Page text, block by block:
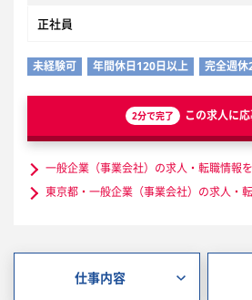
正社員
未経験可 年間休日120日以上 完全週休
2分で完了 この求人に
一般企業（事業会社）の求人・転職情報
東京都・一般企業（事業会社）の求人・
仕事内容